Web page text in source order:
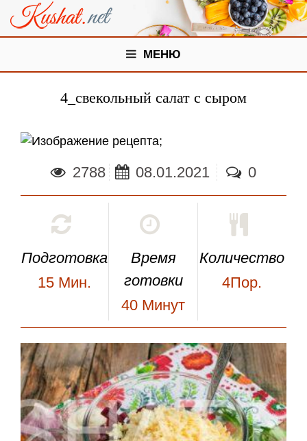
МЕНЮ
4_свекольный салат с сыром
;
2788 08.01.2021 0
Подготовка
15 Мин.
Время
готовки
40 Минут
Количество
4Пор.